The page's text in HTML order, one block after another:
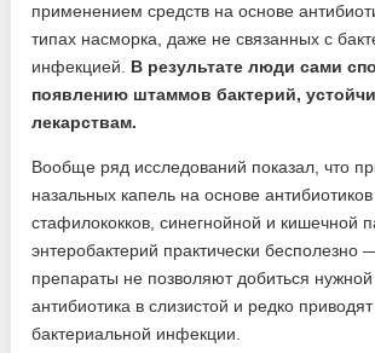
применением средств на основе
типах насморка, даже не связанных с
инфекцией.
В результате люди сами
появлению штаммов бактерий,
лекарствам.
Вообще ряд исследований показал, что
назальных капель на основе
стафилококков, синегнойной и кишечной
энтеробактерий практически бесполезно
препараты не позволяют добиться
антибиотика в слизистой и редко
бактериальной инфекции.